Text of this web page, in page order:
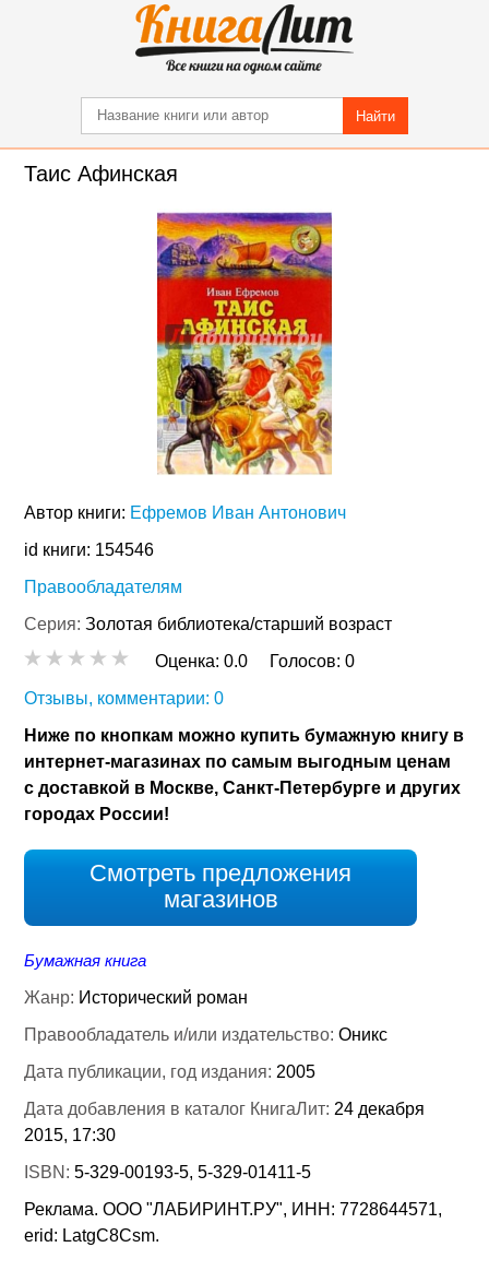
Найти
Таис Афинская
Автор книги: Ефремов Иван Антонович
id книги: 154546
Правообладателям
Серия:Золотая библиотека/старший возраст
Оценка:0.0 Голосов:0
Отзывы, комментарии: 0
Ниже по кнопкам можно купить бумажную книгу в
интернет-магазинах по самым выгодным ценам
с доставкой в Москве, Санкт-Петербурге и других
городах России!
Смотреть предложения
магазинов
Бумажная книга
Жанр: Исторический роман
Правообладатель и/или издательство:Оникс
Дата публикации, год издания: 2005
Дата добавления в каталог КнигаЛит: 24 декабря
2015, 17:30
ISBN:5-329-00193-5, 5-329-01411-5
Реклама. ООО "ЛАБИРИНТ.РУ", ИНН: 7728644571,
erid: LatgC8Csm.